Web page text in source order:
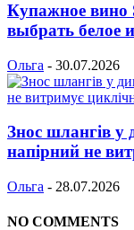
Купажное вино
выбрать белое
Ольга - 30.07.2026
Знос шлангів у
напірний не
Ольга - 28.07.2026
NO COMMENTS